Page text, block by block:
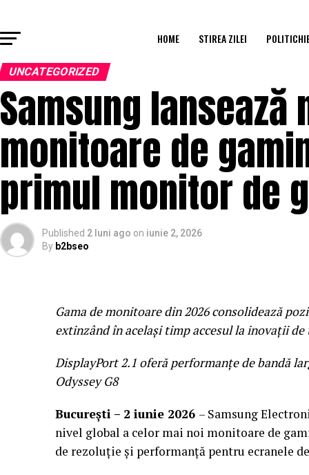
HOME STIREA ZILEI
UNCATEGORIZED
Samsung
monitoare de
primul monitor de
Published 2 luni ago on iunie 2, 2026
By b2bseo
Gama de monitoare din 2026 consolidează
extinzând în același timp accesul la inovații
DisplayPort 2.1 oferă performanțe de bandă
Odyssey G8
București – 2 iunie 2026 – Samsung
nivel global a celor mai noi monitoare de
de rezoluție și performanță pentru ecranele